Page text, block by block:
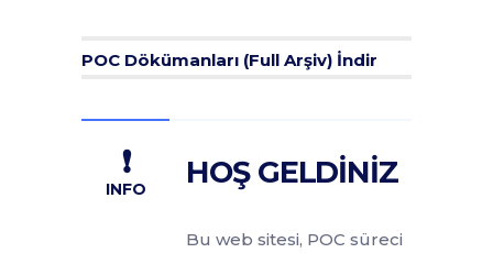
POC Dökümanları (Full Arşiv) İndir
❗
INFO HOŞ GELDİNİZ
Bu web sitesi, POC süreci